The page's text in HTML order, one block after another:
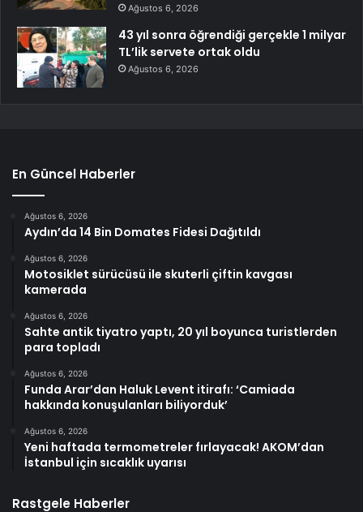
Ağustos 6, 2026
43 yıl sonra öğrendiği gerçekle 1 milyar
TL’lik servete ortak oldu
Ağustos 6, 2026
En Güncel Haberler
Ağustos 6, 2026
Aydın’da 14 Bin Domates Fidesi Dağıtıldı
Ağustos 6, 2026
Motosiklet sürücüsü ile skuterli çiftin kavgası
kamerada
Ağustos 6, 2026
Sahte antik tiyatro yaptı, 20 yıl boyunca turistlerden
para topladı
Ağustos 6, 2026
Funda Arar’dan Haluk Levent itirafı: ‘Camiada
hakkında konuşulanları biliyorduk’
Ağustos 6, 2026
Yeni haftada termometreler fırlayacak! AKOM’dan
İstanbul için sıcaklık uyarısı
Rastgele Haberler